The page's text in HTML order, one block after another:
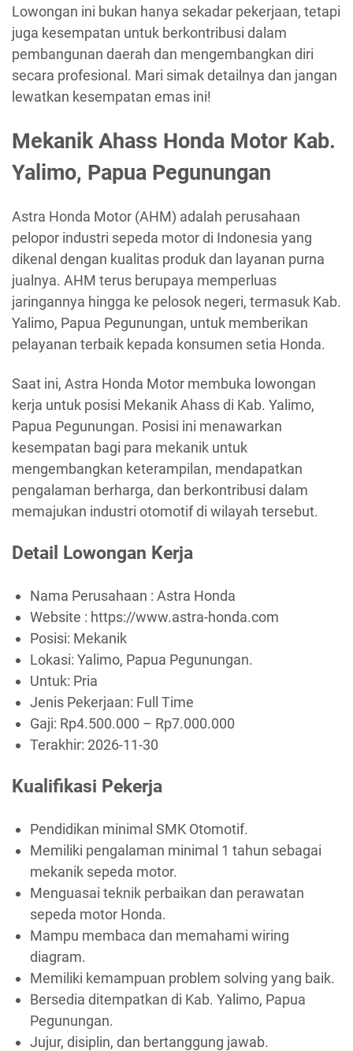
Lowongan ini bukan hanya sekadar pekerjaan, tetapi
juga kesempatan untuk berkontribusi dalam
pembangunan daerah dan mengembangkan diri
secara profesional. Mari simak detailnya dan jangan
lewatkan kesempatan emas ini!
Mekanik Ahass Honda Motor Kab.
Yalimo, Papua Pegunungan
Astra Honda Motor (AHM) adalah perusahaan
pelopor industri sepeda motor di Indonesia yang
dikenal dengan kualitas produk dan layanan purna
jualnya. AHM terus berupaya memperluas
jaringannya hingga ke pelosok negeri, termasuk Kab.
Yalimo, Papua Pegunungan, untuk memberikan
pelayanan terbaik kepada konsumen setia Honda.
Saat ini, Astra Honda Motor membuka lowongan
kerja untuk posisi Mekanik Ahass di Kab. Yalimo,
Papua Pegunungan. Posisi ini menawarkan
kesempatan bagi para mekanik untuk
mengembangkan keterampilan, mendapatkan
pengalaman berharga, dan berkontribusi dalam
memajukan industri otomotif di wilayah tersebut.
Detail Lowongan Kerja
Nama Perusahaan : Astra Honda
Website : https://www.astra-honda.com
Posisi: Mekanik
Lokasi: Yalimo, Papua Pegunungan.
Untuk: Pria
Jenis Pekerjaan: Full Time
Gaji: Rp4.500.000 – Rp7.000.000
Terakhir: 2026-11-30
Kualifikasi Pekerja
Pendidikan minimal SMK Otomotif.
Memiliki pengalaman minimal 1 tahun sebagai
mekanik sepeda motor.
Menguasai teknik perbaikan dan perawatan
sepeda motor Honda.
Mampu membaca dan memahami wiring
diagram.
Memiliki kemampuan problem solving yang baik.
Bersedia ditempatkan di Kab. Yalimo, Papua
Pegunungan.
Jujur, disiplin, dan bertanggung jawab.